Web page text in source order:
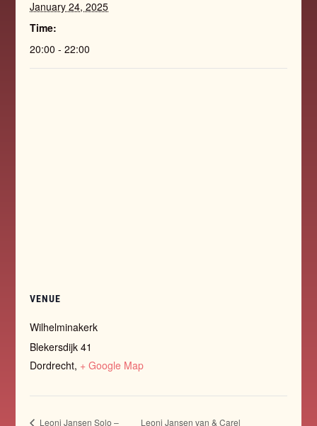
January 24, 2025
Time:
20:00 - 22:00
VENUE
Wilhelminakerk
Blekersdijk 41
Dordrecht, + Google Map
Leoni Jansen Solo – Leoni Jansen van & Carel